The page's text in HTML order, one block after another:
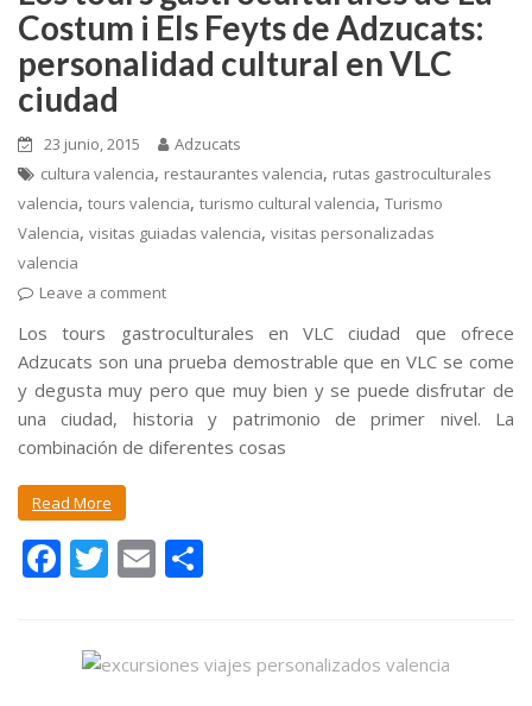
k r
Costum i Els Feyts de Adzucats:
personalidad cultural en VLC
ciudad
23 junio, 2015
Adzucats
cultura valencia, restaurantes valencia, rutas gastroculturales
valencia, tours valencia, turismo cultural valencia, Turismo
Valencia, visitas guiadas valencia, visitas personalizadas
valencia
Leave a comment
Los tours gastroculturales en VLC ciudad que ofrece
Adzucats son una prueba demostrable que en VLC se come
y degusta muy pero que muy bien y se puede disfrutar de
una ciudad, historia y patrimonio de primer nivel. La
combinación de diferentes cosas
Read More
F
b
T
er
E
l p